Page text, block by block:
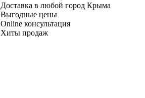
Доставка в любой город Крыма
Выгодные цены
Online консультация
Хиты продаж